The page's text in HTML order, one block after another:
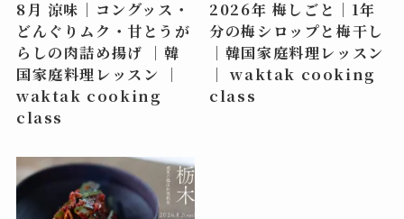
8月 涼味｜コングッス・
どんぐりムク・甘とうが
らしの肉詰め揚げ ｜韓
国家庭料理レッスン ｜
waktak cooking
class
2026年 梅しごと｜1年
分の梅シロップと梅干し
｜韓国家庭料理レッスン
｜ waktak cooking
class